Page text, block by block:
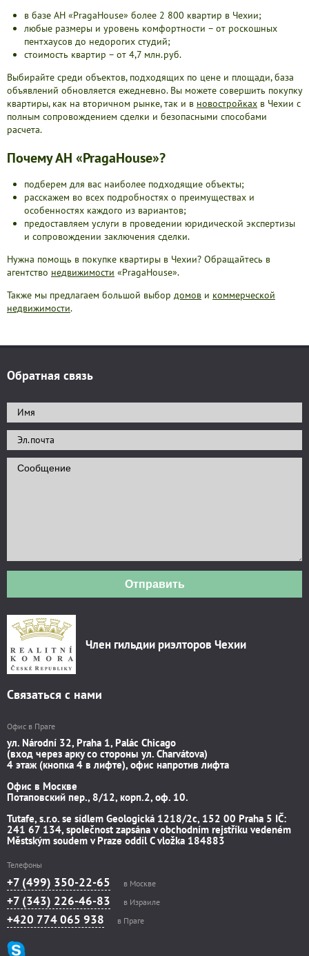
в базе АН «PragaHouse» более 2 800 квартир в Чехии;
любые размеры и уровень комфортности – от роскошных
пентхаусов до недорогих студий;
стоимость квартир – от 4,7 млн.руб.
Выбирайте среди объектов, подходящих по цене и площади, база
объявлений обновляется ежедневно. Вы можете совершить покупку
квартиры, как на вторичном рынке, так и в новостройках в Чехии с
полным сопровождением сделки и безопасными способами
расчета.
Почему АН «PragaHouse»?
подберем для вас наиболее подходящие объекты;
расскажем во всех подробностях о преимуществах и
особенностях каждого из вариантов;
предоставляем услуги в проведении юридической экспертизы
и сопровождении заключения сделки.
Нужна помощь в покупке квартиры в Чехии? Обращайтесь в
агентство недвижимости «PragaHouse».
Также мы предлагаем большой выбор домов и коммерческой
недвижимости.
Обратная связь
Отправить
Член гильдии риэлторов Чехии
Связаться с нами
Офис в Праге
ул. Národní 32, Praha 1, Palác Chicago
(вход через арку со стороны ул. Charvátova)
4 этаж (кнопка 4 в лифте), офис напротив лифта
Офис в Москве
Потаповский пер., 8/12, корп.2, оф. 10.
Tutafe, s.r.o. se sídlem Geologická 1218/2c, 152 00 Praha 5 IČ:
241 67 134, společnost zapsána v obchodním rejstříku vedeném
Městským soudem v Praze oddíl C vložka 184883
Телефоны
+7 (499) 350-22-65 в Москве
+7 (343) 226-46-83 в Израиле
+420 774 065 938 в Праге